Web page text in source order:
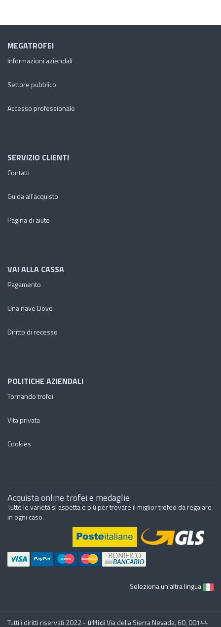
MEGATROFEI
Informazioni aziendali
Settore pubblico
Accesso professionale
SERVIZIO CLIENTI
Contatti
Guida all'acquisto
Pagina di aiuto
VAI ALLA CASSA
Pagamento
Una nave Dove
Diritto di recesso
POLITICHE AZIENDALI
Tornando trofei
Vita privata
Cookies
Acquista online trofei e medaglie
Tutte le varietà si aspetta e più per trovare il miglior trofeo da regalare
in ogni caso.
Seleziona un'altra lingua
Tutti i diritti riservati 2022 -UfficiVia della Sierra Nevada, 60, 00144